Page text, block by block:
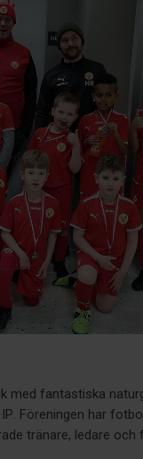
med fantastiska
Föreningen har
tränare, ledare och